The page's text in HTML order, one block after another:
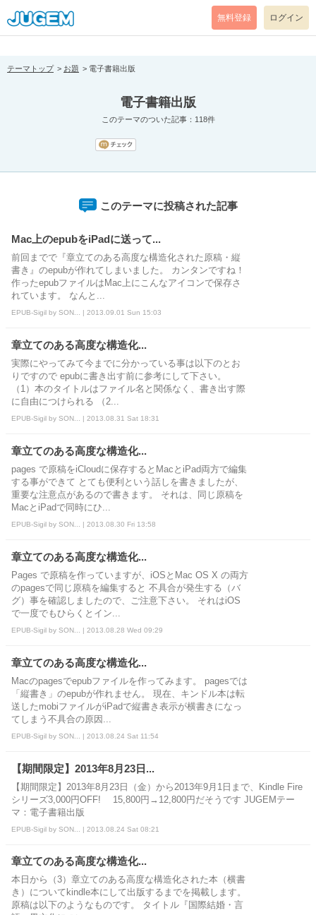
[pear_error: message="Success" code=0 mode=return level=notice
prefix="" info=""]
無料登録 ログイン
テーマトップ お題 電子書籍出版
電子書籍出版
このテーマのついた記事：118件
このテーマに投稿された記事
Mac上のepubをiPadに送って...
前回までで『章立てのある高度な構造化された原稿・縦
書き』のepubが作れてしまいました。 カンタンですね！
作ったepubファイルはMac上にこんなアイコンで保存さ
れています。 なんと...
EPUB-Sigil by SON... | 2013.09.01 Sun 15:03
章立てのある高度な構造化...
実際にやってみて今までに分かっている事は以下のとお
りですので epubに書き出す前に参考にして下さい。
（1）本のタイトルはファイル名と関係なく、書き出す際
に自由につけられる （2...
EPUB-Sigil by SON... | 2013.08.31 Sat 18:31
章立てのある高度な構造化...
pages で原稿をiCloudに保存するとMacとiPad両方で編集
する事ができて とても便利という話しを書きましたが、
重要な注意点があるので書きます。 それは、同じ原稿を
MacとiPadで同時にひ...
EPUB-Sigil by SON... | 2013.08.30 Fri 13:58
章立てのある高度な構造化...
Pages で原稿を作っていますが、iOSとMac OS X の両方
のpagesで同じ原稿を編集すると 不具合が発生する（バ
グ）事を確認しましたので、ご注意下さい。 それはiOS
で一度でもひらくとイン...
EPUB-Sigil by SON... | 2013.08.28 Wed 09:29
章立てのある高度な構造化...
Macのpagesでepubファイルを作ってみます。 pagesでは
「縦書き」のepubが作れません。 現在、キンドル本は転
送したmobiファイルがiPadで縦書き表示が横書きになっ
てしまう不具合の原因...
EPUB-Sigil by SON... | 2013.08.24 Sat 11:54
【期間限定】2013年8月23日...
【期間限定】2013年8月23日（金）から2013年9月1日まで、Kindle Fire
シリーズ3,000円OFF! 15,800円→12,800円だそうです JUGEMテー
マ：電子書籍出版
EPUB-Sigil by SON... | 2013.08.24 Sat 08:21
章立てのある高度な構造化...
本日から（3）章立てのある高度な構造化された本（横書
き）についてkindle本にして出版するまでを掲載します。
原稿は以下のようなものです。 タイトル『国際結婚・言